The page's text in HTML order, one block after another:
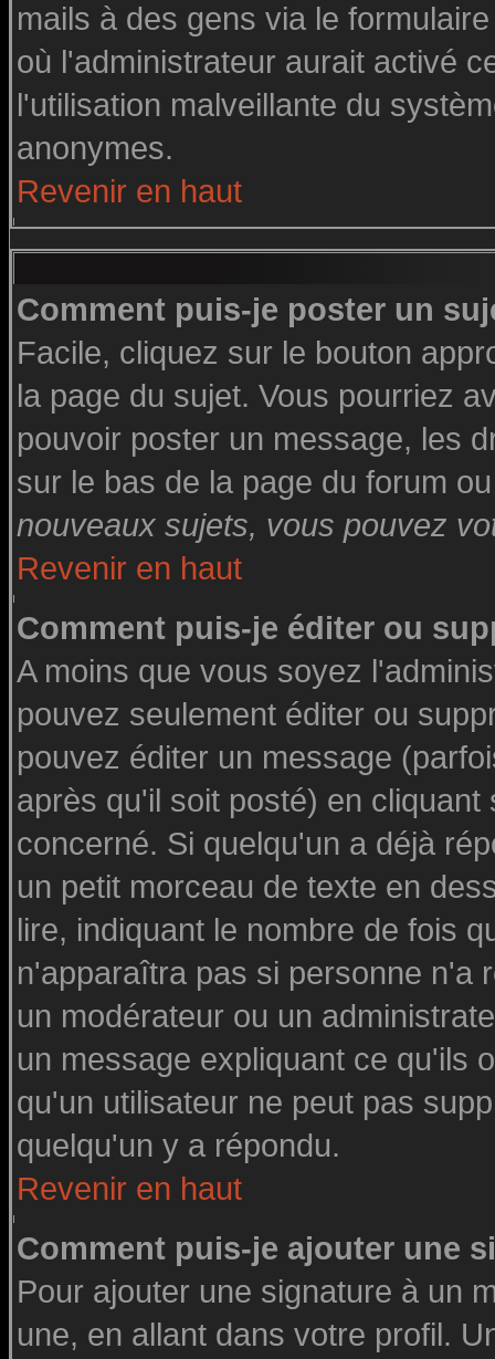
mails à des gens via le
où l'administrateur aurait activé
l'utilisation malveillante du
anonymes.
Revenir en haut
Comment puis-je poster un
Facile, cliquez sur le bouton
la page du sujet. Vous pourriez
pouvoir poster un message, les
sur le bas de la page du forum
nouveaux sujets, vous pouvez
Revenir en haut
Comment puis-je éditer ou
A moins que vous soyez
pouvez seulement éditer ou
pouvez éditer un message
après qu'il soit posté) en
concerné. Si quelqu'un a déjà
un petit morceau de texte en
lire, indiquant le nombre de fois
n'apparaîtra pas si personne n'a
un modérateur ou un
un message expliquant ce qu'ils
qu'un utilisateur ne peut pas
quelqu'un y a répondu.
Revenir en haut
Comment puis-je ajouter une
Pour ajouter une signature à un
une, en allant dans votre profil.